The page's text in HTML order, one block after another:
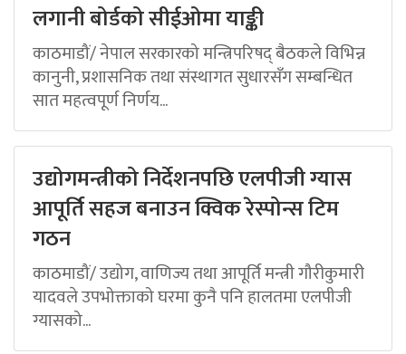
लगानी बोर्डको सीईओमा याङ्की
काठमाडौं/ नेपाल सरकारको मन्त्रिपरिषद् बैठकले विभिन्न
कानुनी, प्रशासनिक तथा संस्थागत सुधारसँग सम्बन्धित
सात महत्वपूर्ण निर्णय...
उद्योगमन्त्रीको निर्देशनपछि एलपीजी ग्यास
आपूर्ति सहज बनाउन क्विक रेस्पोन्स टिम
गठन
काठमाडौं/ उद्योग, वाणिज्य तथा आपूर्ति मन्त्री गौरीकुमारी
यादवले उपभोक्ताको घरमा कुनै पनि हालतमा एलपीजी
ग्यासको...